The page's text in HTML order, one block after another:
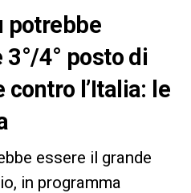
potrebbe
4° posto di
contro l’Italia: le
essere il grande
in programma